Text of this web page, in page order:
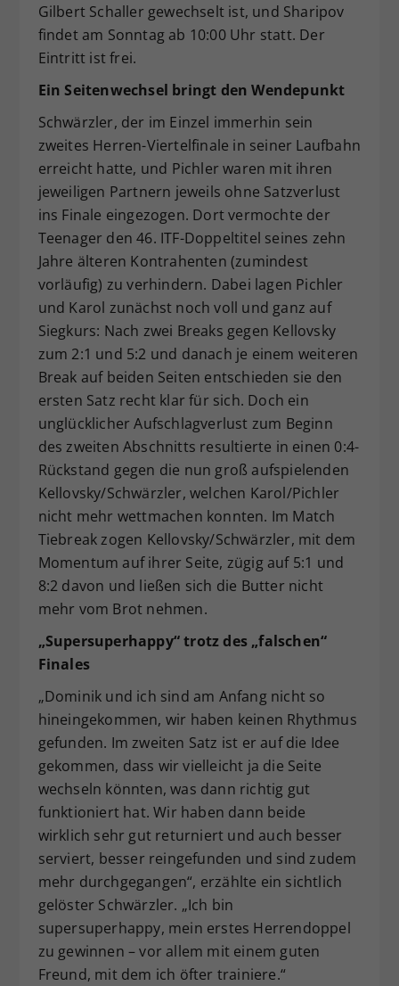
Gilbert Schaller gewechselt ist, und Sharipov
findet am Sonntag ab 10:00 Uhr statt. Der
Eintritt ist frei.
Ein Seitenwechsel bringt den Wendepunkt
Schwärzler, der im Einzel immerhin sein
zweites Herren-Viertelfinale in seiner Laufbahn
erreicht hatte, und Pichler waren mit ihren
jeweiligen Partnern jeweils ohne Satzverlust
ins Finale eingezogen. Dort vermochte der
Teenager den 46. ITF-Doppeltitel seines zehn
Jahre älteren Kontrahenten (zumindest
vorläufig) zu verhindern. Dabei lagen Pichler
und Karol zunächst noch voll und ganz auf
Siegkurs: Nach zwei Breaks gegen Kellovsky
zum 2:1 und 5:2 und danach je einem weiteren
Break auf beiden Seiten entschieden sie den
ersten Satz recht klar für sich. Doch ein
unglücklicher Aufschlagverlust zum Beginn
des zweiten Abschnitts resultierte in einen 0:4-
Rückstand gegen die nun groß aufspielenden
Kellovsky/Schwärzler, welchen Karol/Pichler
nicht mehr wettmachen konnten. Im Match
Tiebreak zogen Kellovsky/Schwärzler, mit dem
Momentum auf ihrer Seite, zügig auf 5:1 und
8:2 davon und ließen sich die Butter nicht
mehr vom Brot nehmen.
„Supersuperhappy“ trotz des „falschen“
Finales
„Dominik und ich sind am Anfang nicht so
hineingekommen, wir haben keinen Rhythmus
gefunden. Im zweiten Satz ist er auf die Idee
gekommen, dass wir vielleicht ja die Seite
wechseln könnten, was dann richtig gut
funktioniert hat. Wir haben dann beide
wirklich sehr gut returniert und auch besser
serviert, besser reingefunden und sind zudem
mehr durchgegangen“, erzählte ein sichtlich
gelöster Schwärzler. „Ich bin
supersuperhappy, mein erstes Herrendoppel
zu gewinnen – vor allem mit einem guten
Freund, mit dem ich öfter trainiere.“